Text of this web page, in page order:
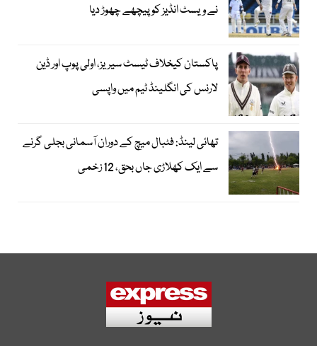
نے ویسٹ انڈیز کو پیچھے چھوڑ دیا
پاکستان کیخلاف ٹیسٹ سیریز، اولی پوپ اور ڈین
لارنس کی انگلینڈ ٹیم میں واپسی
تھائی لینڈ: فٹبال میچ کے دوران آسمانی بجلی گرنے
سے ایک کھلاڑی جاں بحق، 12 زخمی